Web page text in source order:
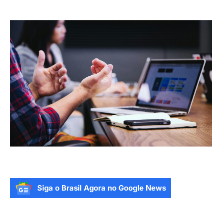
Siga o Brasil Agora no Google News